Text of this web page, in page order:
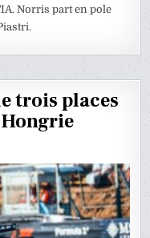
Norris part en pole
trois places